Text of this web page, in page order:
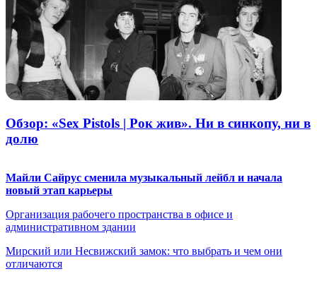
Обзор: «Sex Pistols | Рок жив». Ни в синкопу, ни в
долю
Майли Сайрус сменила музыкальный лейбл и начала
новый этап карьеры
Организация рабочего пространства в офисе и
административном здании
Мирский или Несвижский замок: что выбрать и чем они
отличаются